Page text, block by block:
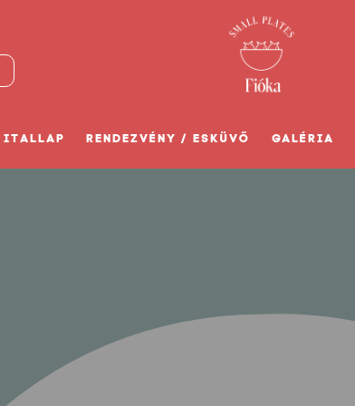
ITALLAP RENDEZVÉNY / ESKÜVŐ GALÉRIA